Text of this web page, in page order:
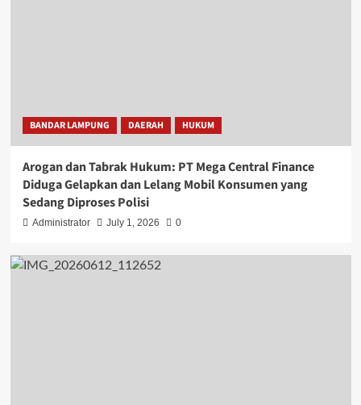
BANDAR LAMPUNG DAERAH HUKUM
Arogan dan Tabrak Hukum: PT Mega Central Finance
Diduga Gelapkan dan Lelang Mobil Konsumen yang
Sedang Diproses Polisi
Administrator July 1, 2026 0